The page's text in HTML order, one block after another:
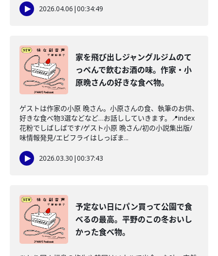
2026.04.06 |00:34:49
家を飛び出しジャングルジムのて
っぺんで飲むお酒の味。作家・小
原晩さんの好きな食べ物。
ゲストは作家の小原 晩さん。小原さんの食、執筆のお供、
好きな食べ物3選などなど…お話ししていきます。📍index
花粉でしばしばです/ゲスト小原 晩さん/初の小説集出版/
味情報発見/エビフライはしっぽま...
2026.03.30 |00:37:43
予定ない日にパン買って公園で食
べるの最高。平野のこの冬おいし
かった食べ物。